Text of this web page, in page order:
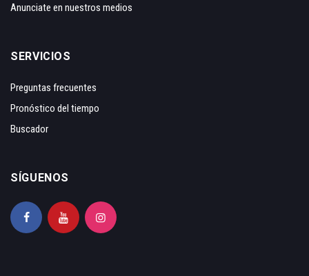
Anunciate en nuestros medios
SERVICIOS
Preguntas frecuentes
Pronóstico del tiempo
Buscador
SÍGUENOS